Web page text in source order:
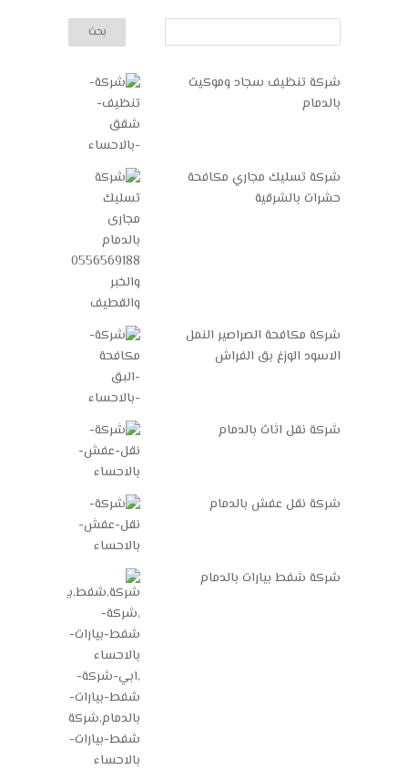
شركة تنظيف سجاد وموكيت
بالدمام
شركة تسليك مجاري مكافحة
حشرات بالشرقية
شركة مكافحة الصراصير النمل
الاسود الوزغ بق الفراش
شركة نقل اثاث بالدمام
شركة نقل عفش بالدمام
شركة شفط بيارات بالدمام